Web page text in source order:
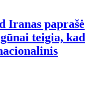
Iranas paprašė
teigia, kad